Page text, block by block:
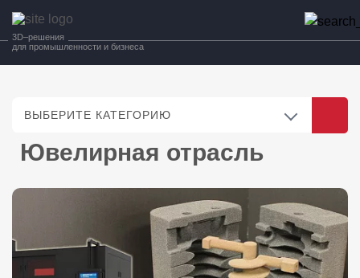
3D–решения
для промышленности и бизнеса
ВЫБЕРИТЕ КАТЕГОРИЮ
Ювелирная отрасль